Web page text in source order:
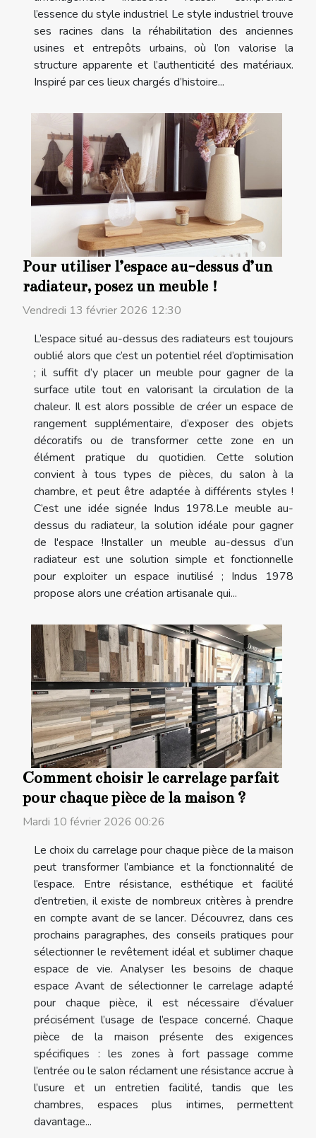
l’essence du style industriel Le style industriel trouve
ses racines dans la réhabilitation des anciennes
usines et entrepôts urbains, où l’on valorise la
structure apparente et l’authenticité des matériaux.
Inspiré par ces lieux chargés d’histoire...
Pour utiliser l’espace au-dessus d’un
radiateur, posez un meuble !
Vendredi 13 février 2026 12:30
L’espace situé au-dessus des radiateurs est toujours
oublié alors que c’est un potentiel réel d’optimisation
; il suffit d’y placer un meuble pour gagner de la
surface utile tout en valorisant la circulation de la
chaleur. Il est alors possible de créer un espace de
rangement supplémentaire, d’exposer des objets
décoratifs ou de transformer cette zone en un
élément pratique du quotidien. Cette solution
convient à tous types de pièces, du salon à la
chambre, et peut être adaptée à différents styles !
C’est une idée signée Indus 1978.Le meuble au-
dessus du radiateur, la solution idéale pour gagner
de l'espace !Installer un meuble au-dessus d’un
radiateur est une solution simple et fonctionnelle
pour exploiter un espace inutilisé ; Indus 1978
propose alors une création artisanale qui...
Comment choisir le carrelage parfait
pour chaque pièce de la maison ?
Mardi 10 février 2026 00:26
Le choix du carrelage pour chaque pièce de la maison
peut transformer l’ambiance et la fonctionnalité de
l’espace. Entre résistance, esthétique et facilité
d’entretien, il existe de nombreux critères à prendre
en compte avant de se lancer. Découvrez, dans ces
prochains paragraphes, des conseils pratiques pour
sélectionner le revêtement idéal et sublimer chaque
espace de vie. Analyser les besoins de chaque
espace Avant de sélectionner le carrelage adapté
pour chaque pièce, il est nécessaire d’évaluer
précisément l’usage de l’espace concerné. Chaque
pièce de la maison présente des exigences
spécifiques : les zones à fort passage comme
l’entrée ou le salon réclament une résistance accrue à
l’usure et un entretien facilité, tandis que les
chambres, espaces plus intimes, permettent
davantage...